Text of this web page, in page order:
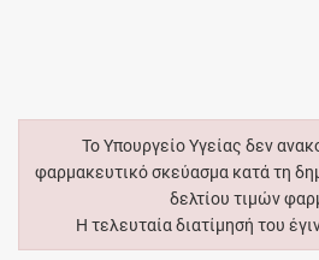
Το Υπουργείο Υγείας δεν
φαρμακευτικό σκεύασμα κατά τη
δελτίου τιμών
Η τελευταία διατίμησή του